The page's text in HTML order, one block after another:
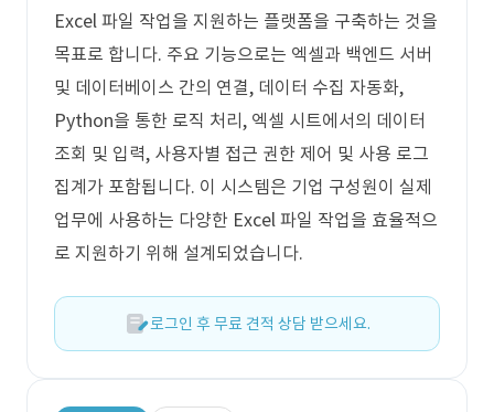
Excel 파일 작업을 지원하는 플랫폼을 구축하는 것을
목표로 합니다. 주요 기능으로는 엑셀과 백엔드 서버
및 데이터베이스 간의 연결, 데이터 수집 자동화,
Python을 통한 로직 처리, 엑셀 시트에서의 데이터
조회 및 입력, 사용자별 접근 권한 제어 및 사용 로그
집계가 포함됩니다. 이 시스템은 기업 구성원이 실제
업무에 사용하는 다양한 Excel 파일 작업을 효율적으
로 지원하기 위해 설계되었습니다.
로그인 후 무료 견적 상담 받으세요.